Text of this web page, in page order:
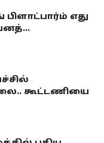
பிளாட்பார்ம் எது
கூட்டணியை